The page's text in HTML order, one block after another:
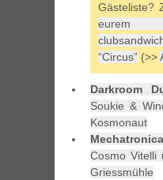
Gästeliste?
“Circus” (>>
Darkroom
Soukie &
Kosmonaut
Mechatronica
Cosmo Vitelli
Griessmühle